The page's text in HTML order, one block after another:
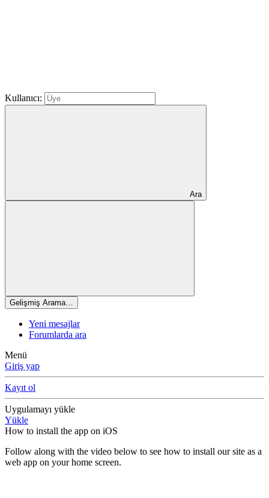
Kullanıcı:
Ara
Gelişmiş Arama…
Yeni mesajlar
Forumlarda ara
Menü
Giriş yap
Kayıt ol
Uygulamayı yükle
Yükle
How to install the app on iOS
Follow along with the video below to see how to install our site as a
web app on your home screen.